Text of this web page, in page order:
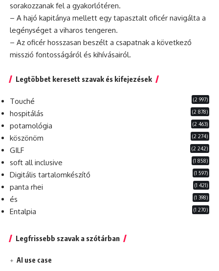
sorakozzanak fel a gyakorlótéren.
– A hajó kapitánya mellett egy tapasztalt oficér navigálta a
legénységet a viharos tengeren.
– Az oficér hosszasan beszélt a csapatnak a következő
misszió fontosságáról és kihívásairól.
Legtöbbet keresett szavak és kifejezések
Touché (2 997)
hospitálás (2 878)
potamológia (2 463)
köszönöm (2 274)
GILF (2 242)
soft all inclusive (1 858)
Digitális tartalomkészítő (1 597)
panta rhei (1 421)
és (1 398)
Entalpia (1 270)
Legfrissebb szavak a szótárban
AI use case